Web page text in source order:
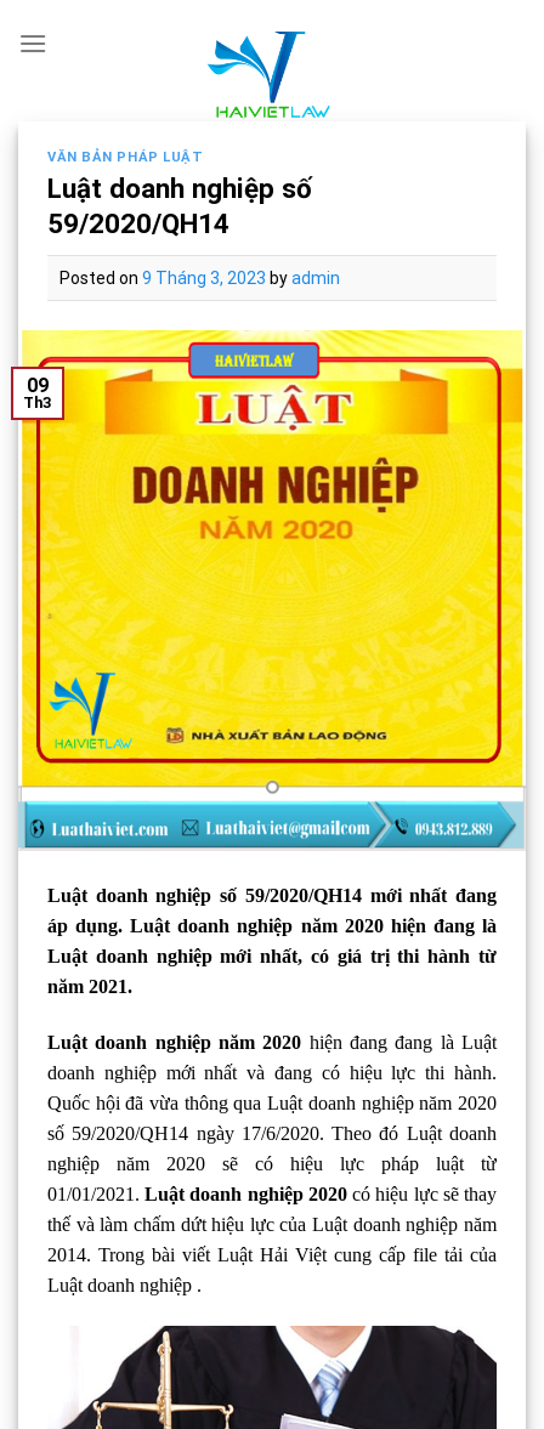
VĂN BẢN PHÁP LUẬT
Luật doanh nghiệp số
59/2020/QH14
Posted on 9 Tháng 3, 2023 byadmin
09
Th3
Luật doanh nghiệp số 59/2020/QH14 mới nhất đang
áp dụng. Luật doanh nghiệp năm 2020 hiện đang là
Luật doanh nghiệp mới nhất, có giá trị thi hành từ
năm 2021.
Luật doanh nghiệp năm 2020 hiện đang đang là Luật
doanh nghiệp mới nhất và đang có hiệu lực thi hành.
Quốc hội đã vừa thông qua Luật doanh nghiệp năm 2020
số 59/2020/QH14 ngày 17/6/2020. Theo đó Luật doanh
nghiệp năm 2020 sẽ có hiệu lực pháp luật từ
01/01/2021.Luật doanh nghiệp 2020có hiệu lực sẽ thay
thế và làm chấm dứt hiệu lực của Luật doanh nghiệp năm
2014. Trong bài viết Luật Hải Việt cung cấp file tải của
Luật doanh nghiệp .